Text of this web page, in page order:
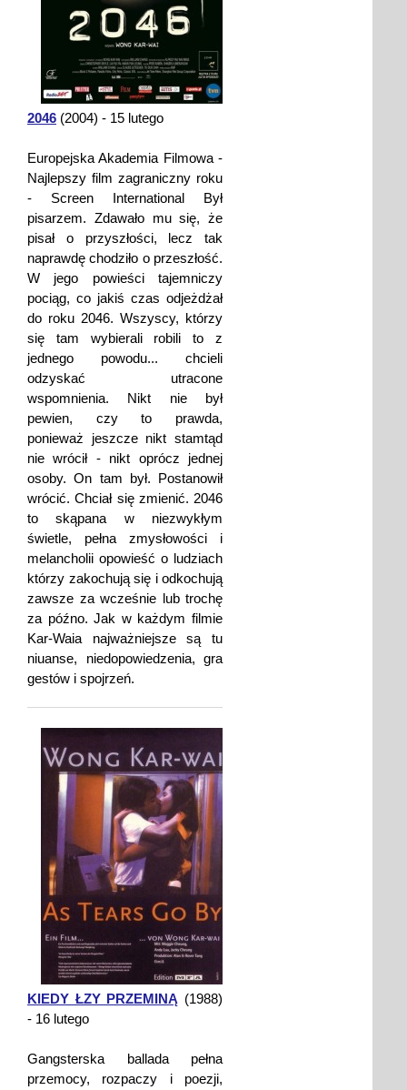
2046 (2004) - 15 lutego
Europejska Akademia Filmowa -
Najlepszy film zagraniczny roku
- Screen International Był
pisarzem. Zdawało mu się, że
pisał o przyszłości, lecz tak
naprawdę chodziło o przeszłość.
W jego powieści tajemniczy
pociąg, co jakiś czas odjeżdżał
do roku 2046. Wszyscy, którzy
się tam wybierali robili to z
jednego powodu... chcieli
odzyskać utracone
wspomnienia. Nikt nie był
pewien, czy to prawda,
ponieważ jeszcze nikt stamtąd
nie wrócił - nikt oprócz jednej
osoby. On tam był. Postanowił
wrócić. Chciał się zmienić. 2046
to skąpana w niezwykłym
świetle, pełna zmysłowości i
melancholii opowieść o ludziach
którzy zakochują się i odkochują
zawsze za wcześnie lub trochę
za późno. Jak w każdym filmie
Kar-Waia najważniejsze są tu
niuanse, niedopowiedzenia, gra
gestów i spojrzeń.
KIEDY ŁZY PRZEMINĄ (1988)
- 16 lutego
Gangsterska ballada pełna
przemocy, rozpaczy i poezji,